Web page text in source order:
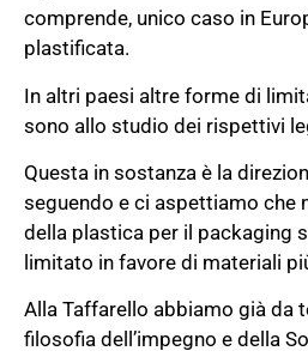
comprende, unico caso in
plastificata.
In altri paesi altre forme di
sono allo studio dei rispettivi
Questa in sostanza è la
seguendo e ci aspettiamo che
della plastica per il packaging
limitato in favore di materiali
Alla Taffarello abbiamo già da
filosofia dell’impegno e della